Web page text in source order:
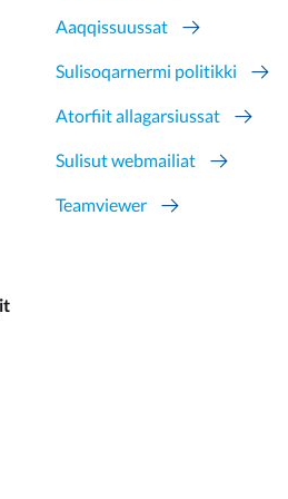
Aaqqissuussat
Sulisoqarnermi politikki
Atorfiit allagarsiussat
Sulisut webmailiat
Teamviewer